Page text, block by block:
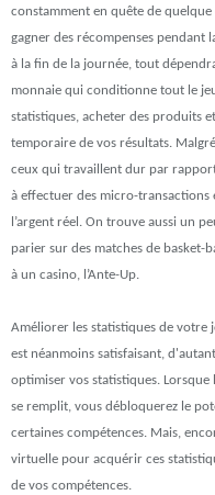
constamment en quête de
gagner des récompenses pendant
à la fin de la journée, tout
monnaie qui conditionne tout le
statistiques, acheter des produits
temporaire de vos résultats.
ceux qui travaillent dur par
à effectuer des micro-transactions
l’argent réel. On trouve aussi un
parier sur des matches de basket-
à un casino, l’Ante-Up.
Améliorer les statistiques de votre
est néanmoins satisfaisant,
optimiser vos statistiques.
se remplit, vous débloquerez le
certaines compétences. Mais,
virtuelle pour acquérir ces
de vos compétences.